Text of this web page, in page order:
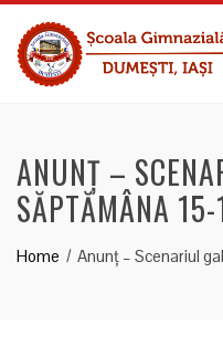
ANUNȚ –
SĂPTĂMÂNA
Home Anunț – Scenariul